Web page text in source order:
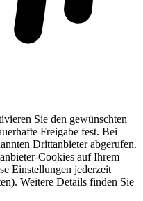
Sie den gewünschten
Freigabe fest. Bei
Drittanbieter abgerufen.
Cookies auf Ihrem
Einstellungen jederzeit
Weitere Details finden Sie